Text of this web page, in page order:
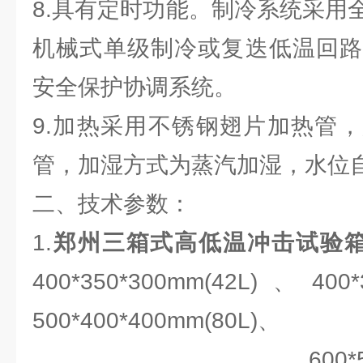
8.具有定时功能。制冷系统采用
机械式单级制冷或复迭低温回
安全保护协调系统。
9.加热采用不锈钢翅片加热管
管，加湿方式为蒸汽加湿，水位
二、技术参数：
1.郑州三箱式高低温冲击试验
400*350*300mm(42L)、
500*400*400mm(80L)、